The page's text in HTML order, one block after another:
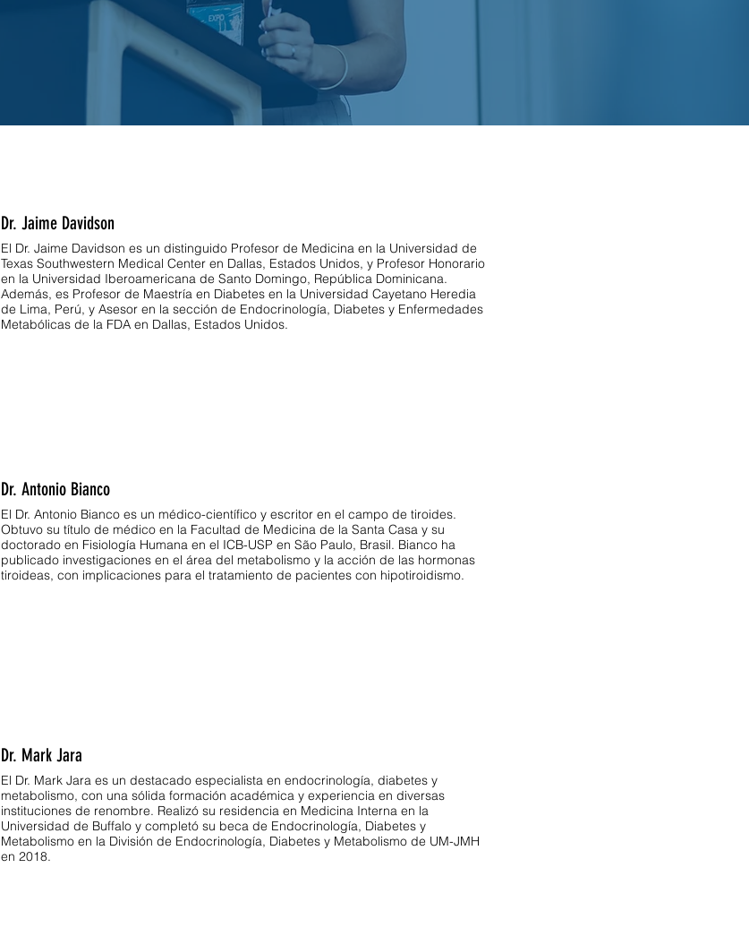
Dr. Jaime Davidson
El Dr. Jaime Davidson es un distinguido Profesor de Medicina en la Universidad de
Texas Southwestern Medical Center en Dallas, Estados Unidos, y Profesor Honorario
en la Universidad Iberoamericana de Santo Domingo, República Dominicana.
Además, es Profesor de Maestría en Diabetes en la Universidad Cayetano Heredia
de Lima, Perú, y Asesor en la sección de Endocrinología, Diabetes y Enfermedades
Metabólicas de la FDA en Dallas, Estados Unidos.
Dr. Antonio Bianco
El Dr. Antonio Bianco es un médico-científico y escritor en el campo de tiroides.
Obtuvo su título de médico en la Facultad de Medicina de la Santa Casa y su
doctorado en Fisiología Humana en el ICB-USP en São Paulo, Brasil. Bianco ha
publicado investigaciones en el área del metabolismo y la acción de las hormonas
tiroideas, con implicaciones para el tratamiento de pacientes con hipotiroidismo.
Dr. Mark Jara
El Dr. Mark Jara es un destacado especialista en endocrinología, diabetes y
metabolismo, con una sólida formación académica y experiencia en diversas
instituciones de renombre. Realizó su residencia en Medicina Interna en la
Universidad de Buffalo y completó su beca de Endocrinología, Diabetes y
Metabolismo en la División de Endocrinología, Diabetes y Metabolismo de UM-JMH
en 2018.